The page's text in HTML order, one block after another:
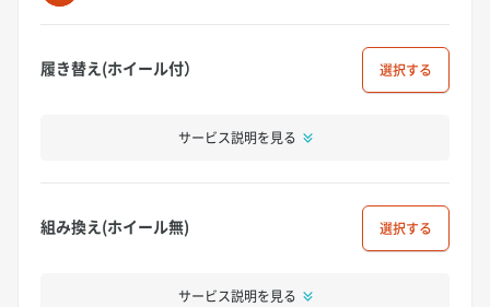
履き替え(ホイール付） 選択
サービス説明を見る
組み換え(ホイール無) 選択
サービス説明を見る